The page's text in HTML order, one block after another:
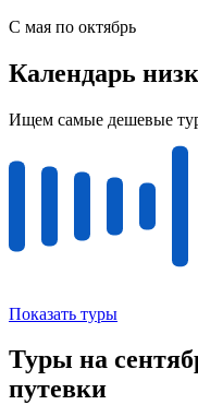
С мая по октябрь
Календарь
Ищем самые дешевые
Показать туры
Туры на
путевки